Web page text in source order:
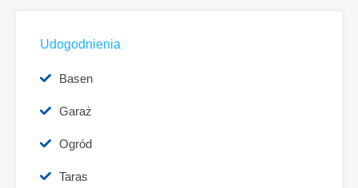
Udogodnienia
Basen
Garaż
Ogród
Taras